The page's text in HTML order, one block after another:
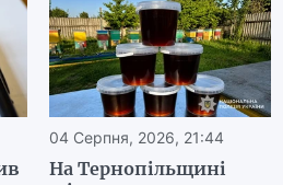
04 Серпня, 2026, 21:44
На Тернопільщині